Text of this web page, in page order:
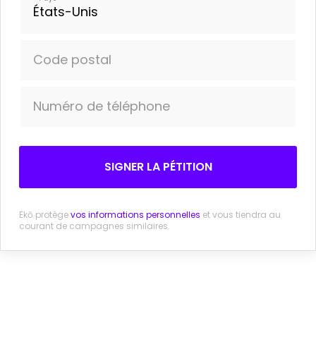
Forum des peuples pour la justice climatique et la
End Fossil Finance. 1 juin 2023.
dénoncent des ONG.
France Inter. 13 avril 2023.
Code postal
Numéro de téléphone
SIGNER LA PÉTITION
Ekō protègevos informations personnelles et vous tiendra au
courant de campagnes similaires.